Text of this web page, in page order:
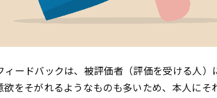
ィードバックは、被評価者（評価を受ける人
欲をそがれるようなものも多いため、本人にそ